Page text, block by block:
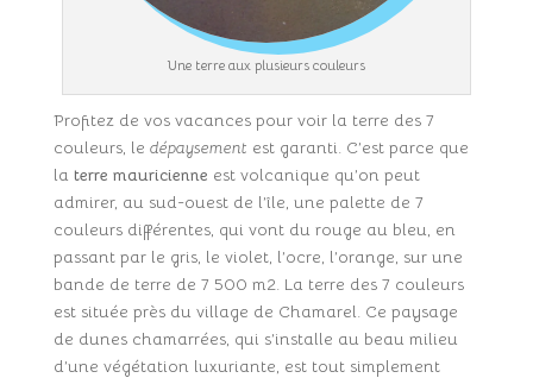
Une terre aux plusieurs couleurs
Profitez de vos vacances pour voir la terre des 7
couleurs, le dépaysement est garanti. C’est parce que
la terre mauricienne est volcanique qu’on peut
admirer, au sud-ouest de l’île, une palette de 7
couleurs différentes, qui vont du rouge au bleu, en
passant par le gris, le violet, l’ocre, l’orange, sur une
bande de terre de 7 500 m2. La terre des 7 couleurs
est située près du village de Chamarel. Ce paysage
de dunes chamarrées, qui s’installe au beau milieu
d’une végétation luxuriante, est tout simplement